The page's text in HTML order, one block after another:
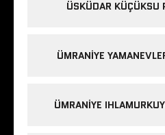
ÜSKÜDAR KÜÇÜKSU
ÜMRANIYE
ÜMRANIYE